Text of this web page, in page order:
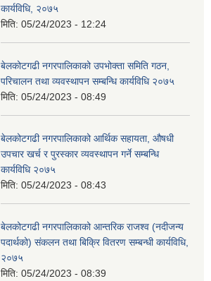
कार्यविधि, २०७५
मिति: 05/24/2023 - 12:24
बेलकोटगढी नगरपालिकाको उपभोक्ता समिति गठन,
परिचालन तथा व्यवस्थापन सम्बन्धि कार्यविधि २०७५
मिति: 05/24/2023 - 08:49
बेलकोटगढी नगरपालिकाको आर्थिक सहायता, औषधी
उपचार खर्च र पुरस्कार व्यवस्थापन गर्ने सम्बन्धि
कार्यविधि २०७५
मिति: 05/24/2023 - 08:43
बेलकोटगढी नगरपालिकाको आन्तरिक राजश्व (नदीजन्य
पदार्थको) संकलन तथा बिक्रि वितरण सम्बन्धी कार्यविधि,
२०७५
मिति: 05/24/2023 - 08:39